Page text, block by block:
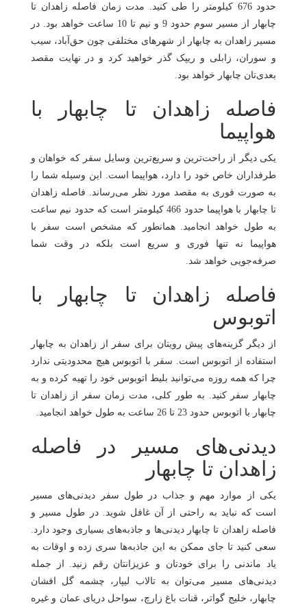
حدود 676 کیلومتر را طی کنید. مدت زمان فاصله زاهدان تا
چابهار از مسیر سوم حدود 9 و نیم تا 10 ساعت خواهد بود. در
مسیر زاهدان به چابهار از شهرهای مختلفی چون حق‌آباد، سیب
و سوران، زابلی و ریپک گذر خواهید کرد و در نهایت مقصد
بعدی‌تان چابهار خواهد بود.
فاصله زاهدان تا چابهار با
هواپیما
یکی دیگر از راحت‌ترین و سریع‌ترین وسایل سفر که خواهان و
طرفداران خاص خود را دارد، هواپیما است. این وسیله شما را
به صورت فوری به مقصد مورد نظر می‌رساند. فاصله زاهدان
تا چابهار با هواپیما حدود 466 کیلومتر است که حدود نیم ساعت
به طول خواهد انجامید. همانطور که مشخص است سفر با
هواپیما نه تنها فوری و سریع است بلکه در وقت شما
صرفه‌جویی خواهد شد.
فاصله زاهدان تا چابهار با
اتوبوس
از دیگر گزینه‌های پیش رویتان برای سفر از زاهدان به چابهار
استفاده از اتوبوس است. سفر با اتوبوس هیچ محدودیتی ندارد
چرا که همه روزه می‌توانید بلیط اتوبوس خود را تهیه کرده و به
چابهار سفر کنید. به طور کلی، مدت زمان سفر از زاهدان تا
چابهار با اتوبوس حدود 23 تا 26 ساعت به طول خواهد انجامید.
دیدنی‌های مسیر در فاصله
زاهدان تا چابهار
یکی از موارد مهم و جذاب در طول سفر دیدنی‌های مسیر
است که نباید به راحتی از آن غافل شوید. در طول مسیر و
فاصله زاهدان تا چابهار دیدنی‌ها و جاذبه‌های بسیاری وجود دارد.
سعی کنید تا جای ممکن به این جاذبه‌ها سری زده و اوقات به
یاد ماندنی را برای خودتان و عزیزانتان رقم زنید. از جمله
دیدنی‌های مسیر می‌توان به تالاب لیپار، چشمه گل افشان
چابهار، خلیج گواتر، قنات باغ زارچ، سواحل دریای عمان و غیره